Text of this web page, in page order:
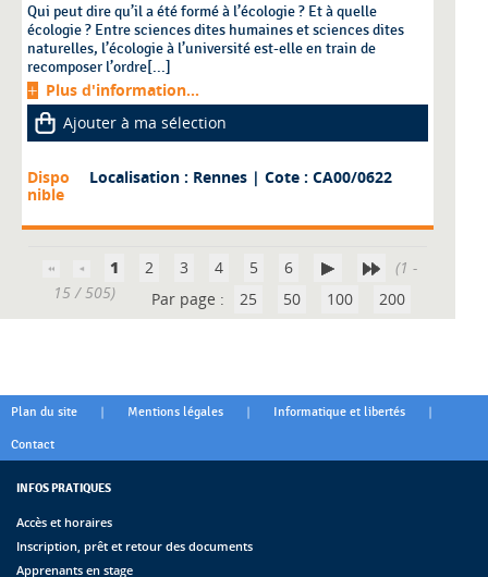
Qui peut dire qu’il a été formé à l’écologie ? Et à quelle
écologie ? Entre sciences dites humaines et sciences dites
naturelles, l’écologie à l’université est-elle en train de
recomposer l’ordre[...]
Plus d'information...
Ajouter à ma sélection
Dispo
nible
Localisation : Rennes | Cote : CA00/0622
1 2 3 4 5 6
15 / 505)
Par page : 25 50 100 200
Plan du site | Mentions légales | Informatique et libertés |
Contact
INFOS PRATIQUES
Accès et horaires
Inscription, prêt et retour des documents
Apprenants en stage